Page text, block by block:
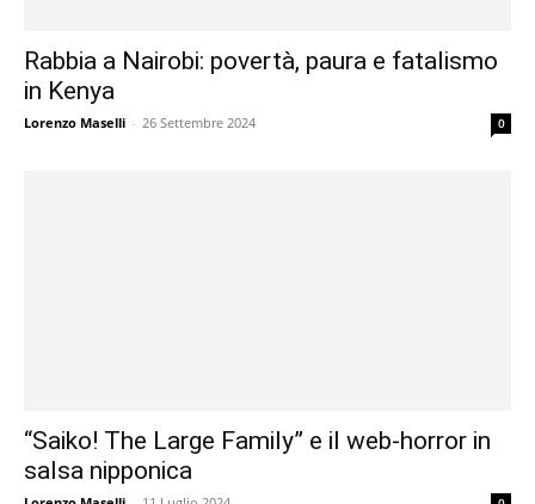
Rabbia a Nairobi: povertà, paura e fatalismo
in Kenya
Lorenzo Maselli - 26 Settembre 2024 0
“Saiko! The Large Family” e il web-horror in
salsa nipponica